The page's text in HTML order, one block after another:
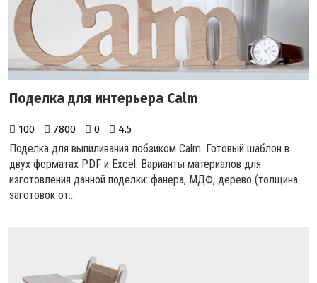
Поделка для интерьера Calm
100 7800 0 4.5
Поделка для выпиливания лобзиком Calm. Готовый шаблон в
двух форматах PDF и Excel. Варианты материалов для
изготовления данной поделки: фанера, МДФ, дерево (толщина
заготовок от...